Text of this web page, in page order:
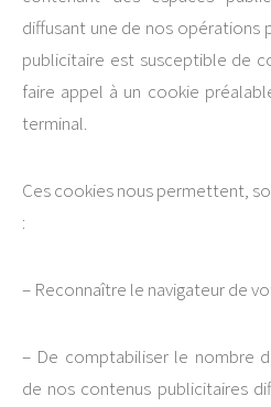
diffusant une de nos opérations
publicitaire est susceptible de
faire appel à un cookie
terminal.
Ces cookies nous permettent,
:
– Reconnaître le navigateur de
– De comptabiliser le nombre
de nos contenus publicitaires